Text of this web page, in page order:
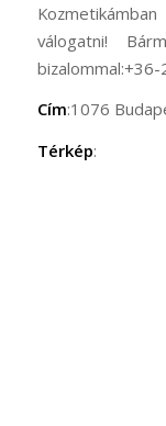
válogatni!
Cím:1076
Térkép: